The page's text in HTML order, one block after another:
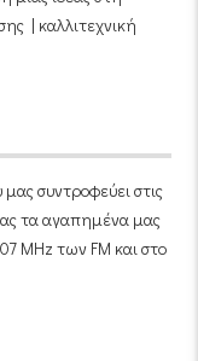
| καλλιτεχνική
συντροφεύει στις
τα αγαπημένα μας
MHz των FM και στο